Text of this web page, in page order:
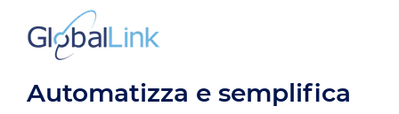
Automatizza e semplifica